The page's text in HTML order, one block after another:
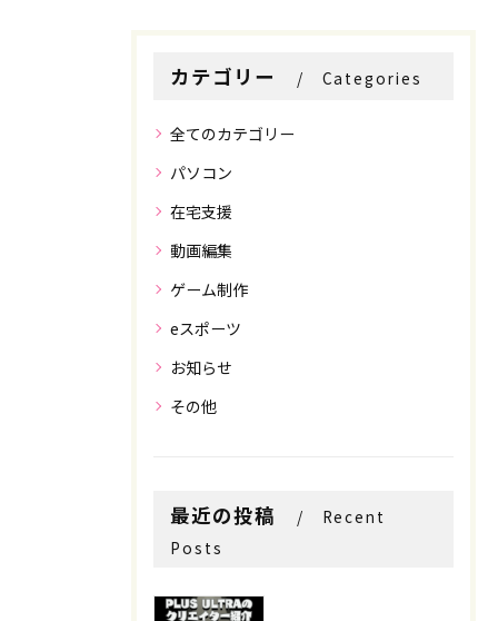
カテゴリー Categories
全てのカテゴリー
パソコン
在宅支援
動画編集
ゲーム制作
eスポーツ
お知らせ
その他
最近の投稿
Recent
Posts
お問い合わせはこちら
お問い合わせはこちら